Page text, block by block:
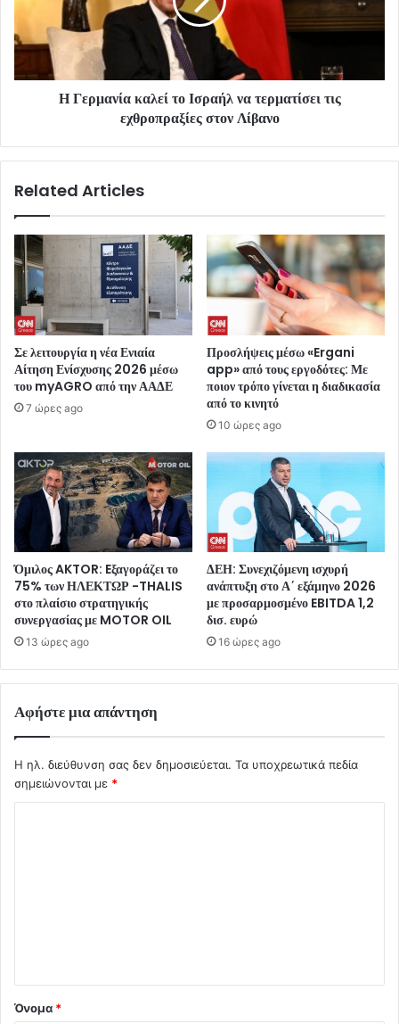
Η Γερμανία καλεί το Ισραήλ να τερματίσει τις
εχθροπραξίες στον Λίβανο
Related Articles
Σε λειτουργία η νέα Ενιαία
Αίτηση Ενίσχυσης 2026 μέσω
του myAGRO από την ΑΑΔΕ
7 ώρες ago
Προσλήψεις μέσω «Ergani
app» από τους εργοδότες: Με
ποιον τρόπο γίνεται η διαδικασία
από το κινητό
10 ώρες ago
Όμιλος AKTOR: Eξαγοράζει το
75% των ΗΛΕΚΤΩΡ -THALIS
στο πλαίσιο στρατηγικής
συνεργασίας με MOTOR OIL
13 ώρες ago
ΔΕΗ: Συνεχιζόμενη ισχυρή
ανάπτυξη στο Α΄ εξάμηνο 2026
με προσαρμοσμένο EBITDA 1,2
δισ. ευρώ
16 ώρες ago
Αφήστε μια απάντηση
Η ηλ. διεύθυνση σας δεν δημοσιεύεται. Τα υποχρεωτικά πεδία
σημειώνονται με *
Όνομα *